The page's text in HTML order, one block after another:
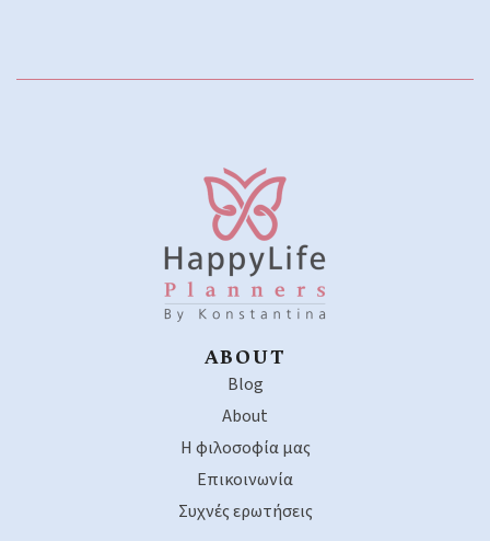
ABOUT
Blog
About
Η φιλοσοφία μας
Επικοινωνία
Συχνές ερωτήσεις